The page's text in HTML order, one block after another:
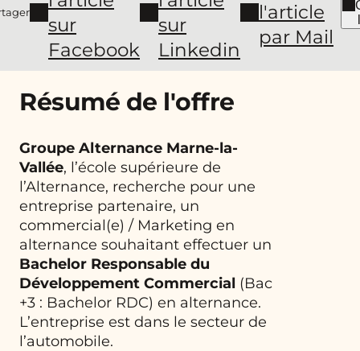
sur
Facebook
sur
Linkedin
l'article
par Mail
Résumé de l'offre
Groupe Alternance Marne-la-
Vallée, l’école supérieure de
l’Alternance, recherche pour une
entreprise partenaire, un
commercial(e) / Marketing en
alternance souhaitant effectuer un
Bachelor Responsable du
Développement Commercial (Bac
+3 : Bachelor RDC) en alternance.
L’entreprise est dans le secteur de
l’automobile.